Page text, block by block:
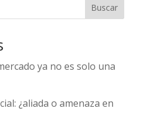
Buscar
ya no es solo una
¿aliada o amenaza en